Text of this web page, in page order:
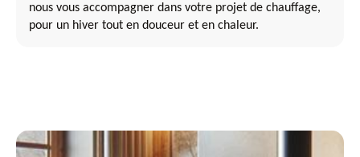
nous vous accompagner dans votre projet de chauffage,
pour un hiver tout en douceur et en chaleur.